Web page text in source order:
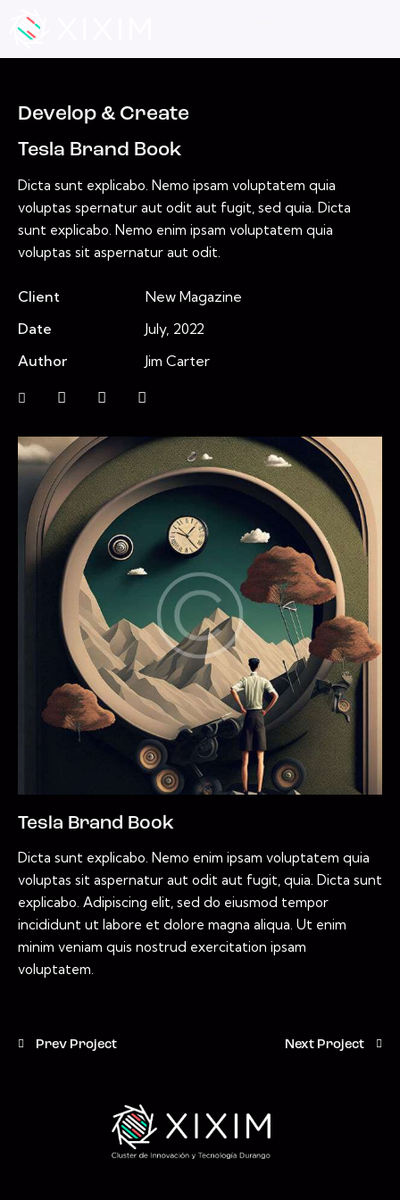
Develop & Create
Tesla Brand Book
Dicta sunt explicabo. Nemo enim ipsam voluptatem quia
voluptas sit aspernatur aut odit aut fugit, quia. Dicta sunt
explicabo. Adipiscing elit, sed do eiusmod tempor
incididunt ut labore et dolore magna aliqua. Ut enim
minim veniam quis nostrud exercitation ipsam
voluptatem.
Tesla Brand Book
Dicta sunt explicabo. Nemo ipsam voluptatem quia
voluptas spernatur aut odit aut fugit, sed quia. Dicta
sunt explicabo. Nemo enim ipsam voluptatem quia
voluptas sit aspernatur aut odit.
Client
New Magazine
Date
July, 2022
Author
Jim Carter
Prev Project Next Project